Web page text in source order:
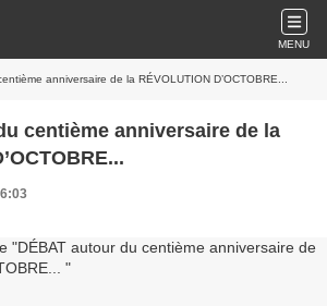
MENU
anniversaire de la RÉVOLUTION D’OCTOBRE...
centième anniversaire de la